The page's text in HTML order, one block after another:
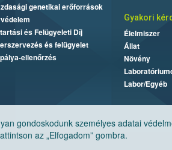
gondoskodunk személyes adatai
az „Elfogadom” gombra.
genetikai erőforrások
és Felügyeleti Díj
és felügyelet
ellenőrzés
Gyakori
Élelmiszer
Állat
Növény
Labor/Egyéb